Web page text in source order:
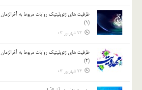
ظرفیت های ژئوپلیتیک روایات مربوط به آخرالزمان
(1)
22 شهریور 03
ظرفیت های ژئوپلیتیک روایات مربوط به آخرالزمان
(2)
22 شهریور 03